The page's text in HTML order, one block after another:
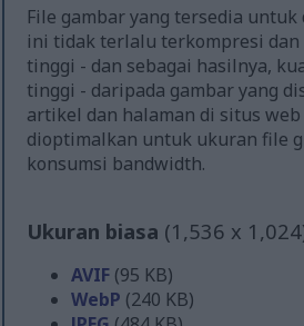
File gambar yang tersedia
ini tidak terlalu terkompresi
tinggi - dan sebagai hasilnya,
tinggi - daripada gambar yang
artikel dan halaman di situs
dioptimalkan untuk ukuran file
konsumsi bandwidth.
Ukuran biasa (1,536 x
AVIF (95 KB)
WebP (240 KB)